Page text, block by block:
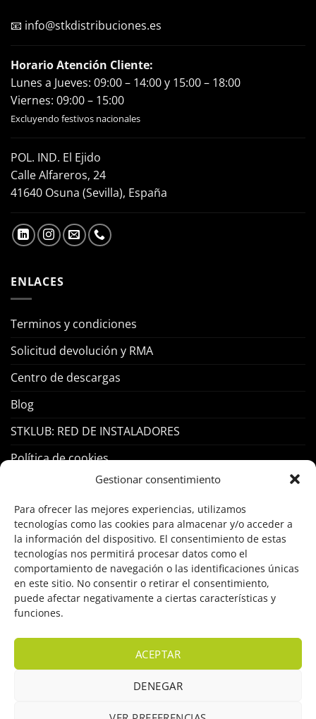
Gestionar consentimiento
Para ofrecer las mejores experiencias, utilizamos
tecnologías como las cookies para almacenar y/o acceder a
la información del dispositivo. El consentimiento de estas
tecnologías nos permitirá procesar datos como el
comportamiento de navegación o las identificaciones únicas
en este sitio. No consentir o retirar el consentimiento,
puede afectar negativamente a ciertas características y
funciones.
ACEPTAR
DENEGAR
📧 info@stkdistribuciones.es
Horario Atención Cliente:
Lunes a Jueves: 09:00 – 14:00 y 15:00 – 18:00
Viernes: 09:00 – 15:00
Excluyendo festivos nacionales
POL. IND. El Ejido
Calle Alfareros, 24
41640 Osuna (Sevilla), España
ENLACES
Terminos y condiciones
Solicitud devolución y RMA
Centro de descargas
Blog
STKLUB: RED DE INSTALADORES
Política de cookies
Control Acceso
Hogar Inteligente
Incendio
Intrusión
OFERTAS